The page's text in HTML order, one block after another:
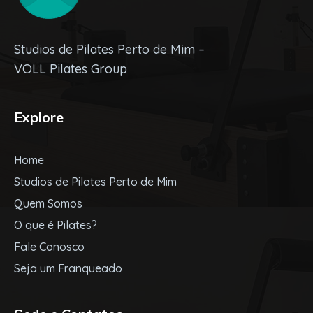
Studios de Pilates Perto de Mim –
VOLL Pilates Group
Explore
Home
Studios de Pilates Perto de Mim
Quem Somos
O que é Pilates?
Fale Conosco
Seja um Franqueado